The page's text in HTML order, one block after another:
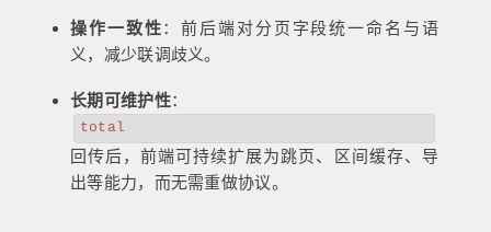
操作一致性：前后端对分页字段统一命名与语
义，减少联调歧义。
长期可维护性：
total
回传后，前端可持续扩展为跳页、区间缓存、导
出等能力，而无需重做协议。